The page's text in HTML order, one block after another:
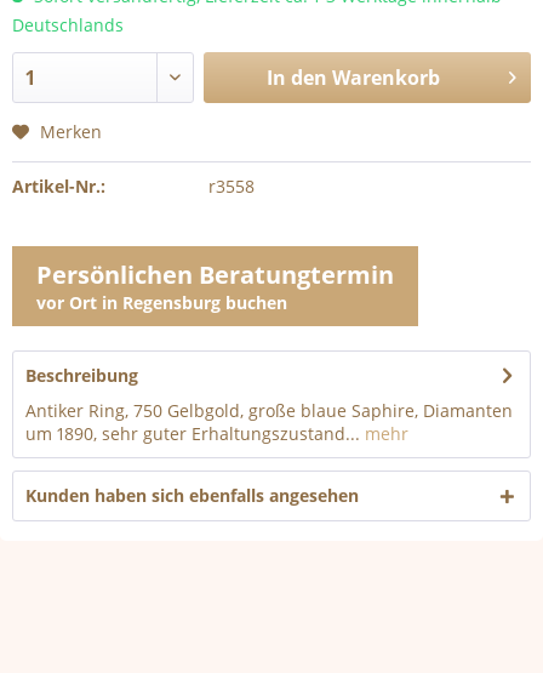
Deutschlands
In den Warenkorb
Merken
Artikel-Nr.: r3558
Persönlichen Beratungtermin
vor Ort in Regensburg buchen
Beschreibung
Antiker Ring, 750 Gelbgold, große blaue Saphire, Diamanten
um 1890, sehr guter Erhaltungszustand... mehr
Kunden haben sich ebenfalls angesehen